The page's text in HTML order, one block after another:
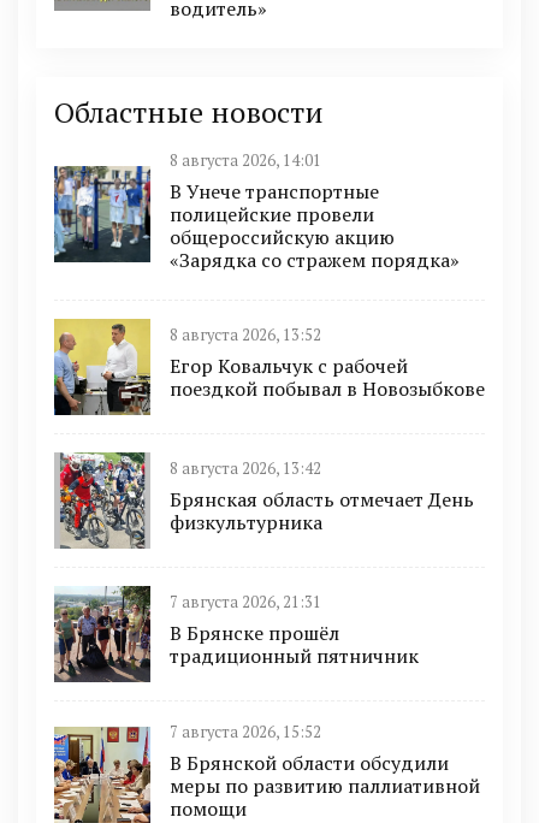
водитель»
Областные новости
8 августа 2026, 14:01
В Унече транспортные
полицейские провели
общероссийскую акцию
«Зарядка со стражем порядка»
8 августа 2026, 13:52
Егор Ковальчук с рабочей
поездкой побывал в Новозыбкове
8 августа 2026, 13:42
Брянская область отмечает День
физкультурника
7 августа 2026, 21:31
В Брянске прошёл
традиционный пятничник
7 августа 2026, 15:52
В Брянской области обсудили
меры по развитию паллиативной
помощи